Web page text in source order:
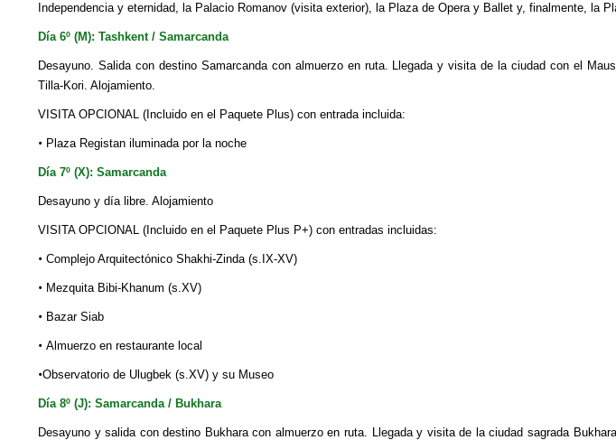
Independencia y eternidad, la Palacio Romanov (visita exterior), la Plaza de Opera y Ballet y, finalmente, la
Día 6º (M): Tashkent / Samarcanda
Desayuno. Salida con destino Samarcanda con almuerzo en ruta. Llegada y visita de la ciudad con el
Tilla-Kori. Alojamiento.
VISITA OPCIONAL (Incluido en el Paquete Plus) con entrada incluida:
• Plaza Registan iluminada por la noche
Día 7º (X): Samarcanda
Desayuno y día libre. Alojamiento
VISITA OPCIONAL (Incluido en el Paquete Plus P+) con entradas incluidas:
• Complejo Arquitectόnico Shakhi-Zinda (s.IX-XV)
• Mezquita Bibi-Khanum (s.XV)
• Bazar Siab
• Almuerzo en restaurante local
•Observatorio de Ulugbek (s.XV) y su Museo
Día 8º (J): Samarcanda / Bukhara
Desayuno y salida con destino Bukhara con almuerzo en ruta. Llegada y visita de la ciudad sagrada